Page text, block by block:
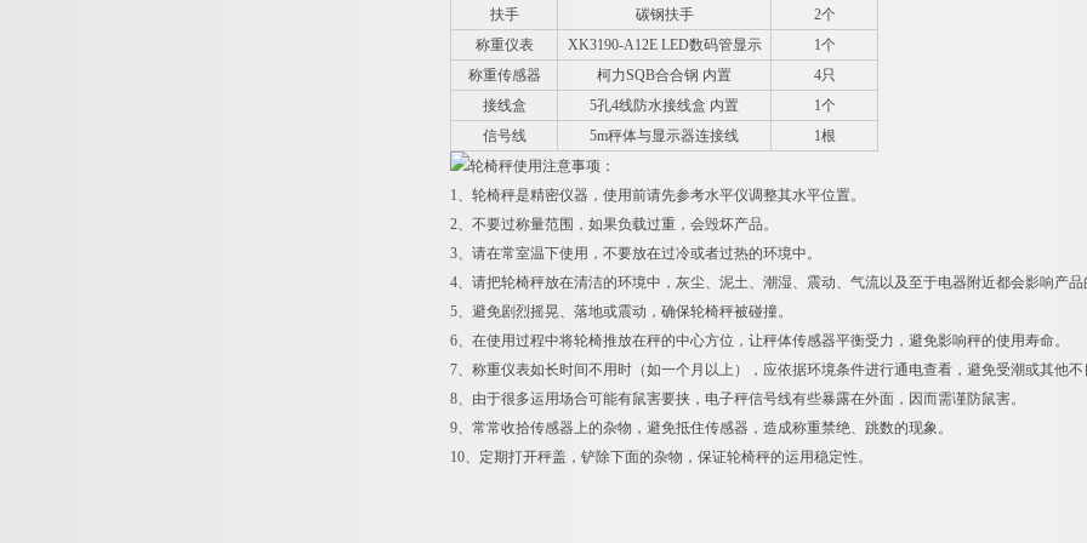
扶手 碳钢扶手 2个
称重仪表
XK3190-A12E LED数码管显示 1个
称重传感器
柯力SQB合合钢 内置 4只
接线盒
5孔4线防水接线盒 内置 1个
信号线
5m秤体与显示器连接线 1根
使用注意事项：
1、轮椅秤是精密仪器，使用前请先参考水平仪调整其水平位置。
2、不要过称量范围，如果负载过重，会毁坏产品。
3、请在常室温下使用，不要放在过冷或者过热的环境中。
4、请把轮椅秤放在清洁的环境中，灰尘、泥土、潮湿、震动、气流以及至于电器附近都会影响产
5、避免剧烈摇晃、落地或震动，确保轮椅秤被碰撞。
6、在使用过程中将轮椅推放在秤的中心方位，让秤体传感器平衡受力，避免影响秤的使用寿命。
7、称重仪表如长时间不用时（如一个月以上），应依据环境条件进行通电查看，避免受潮或其他
8、由于很多运用场合可能有鼠害要挟，电子秤信号线有些暴露在外面，因而需谨防鼠害。
9、常常收拾传感器上的杂物，避免抵住传感器，造成称重禁绝、跳数的现象。
10、定期打开秤盖，铲除下面的杂物，保证轮椅秤的运用稳定性。